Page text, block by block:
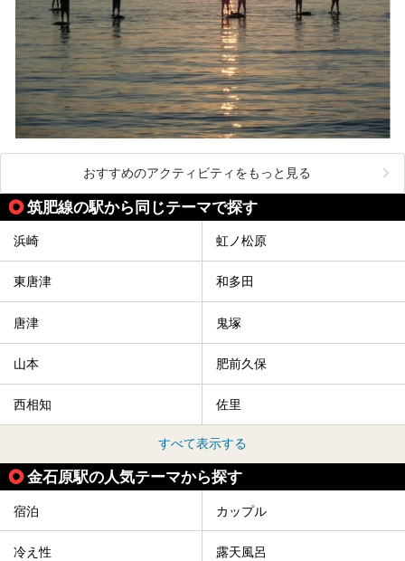
おすすめのアクティビティをもっと見る
筑肥線の駅から同じテーマで探す
浜崎 虹ノ松原
東唐津 和多田
唐津 鬼塚
山本 肥前久保
西相知 佐里
すべて表示する
金石原駅の人気テーマから探す
宿泊 カップル
冷え性 露天風呂